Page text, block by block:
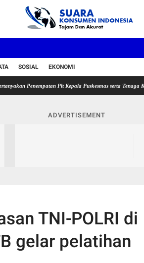
SOSIAL EKONOMI
Plt Kepala Puskesmas serta Tenaga Kesehatan
ADVERTISEMENT
TNI-POLRI di
gelar pelatihan